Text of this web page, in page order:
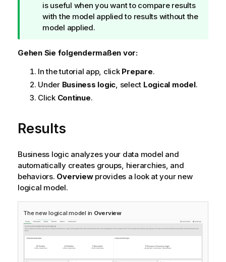
p
p
h
n
e
i
s
is useful when you want to compare results
with the model applied to results without the
model applied.
Gehen Sie folgendermaßen vor:
In the tutorial app, click Prepare.
Under Business logic, select Logical model.
Click Continue.
Results
Business logic analyzes your data model and
automatically creates groups, hierarchies, and
behaviors. Overviewprovides a look at your new
logical model.
The new logical model in Overview